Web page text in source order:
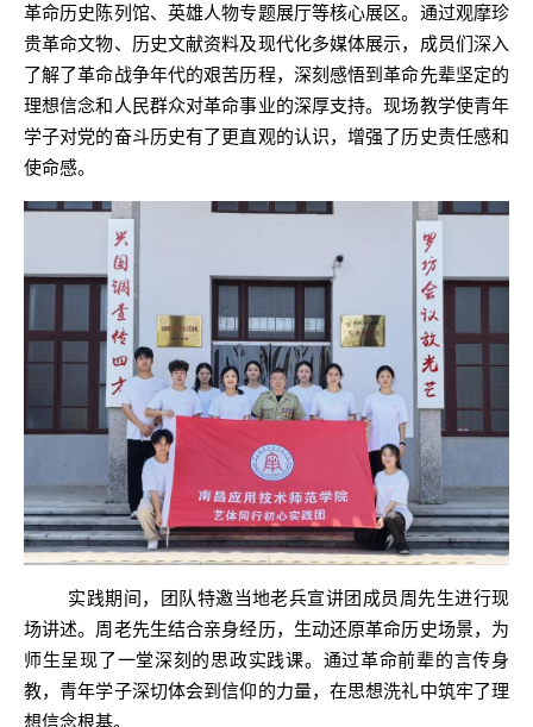
革命历史陈列馆、英雄人物专题展厅等核心展区。通过观摩珍
贵革命文物、历史文献资料及现代化多媒体展示，成员们深入
了解了革命战争年代的艰苦历程，深刻感悟到革命先辈坚定的
理想信念和人民群众对革命事业的深厚支持。现场教学使青年
学子对党的奋斗历史有了更直观的认识，增强了历史责任感和
使命感。
实践期间，团队特邀当地老兵宣讲团成员周先生进行现
场讲述。周老先生结合亲身经历，生动还原革命历史场景，为
师生呈现了一堂深刻的思政实践课。通过革命前辈的言传身
教，青年学子深切体会到信仰的力量，在思想洗礼中筑牢了理
想信念根基。